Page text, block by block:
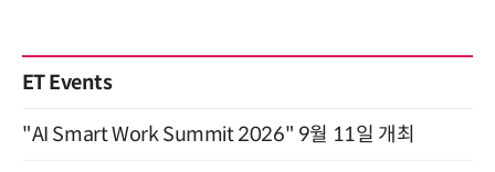
ET Events
"AI Smart Work Summit 2026" 9월 11일 개최